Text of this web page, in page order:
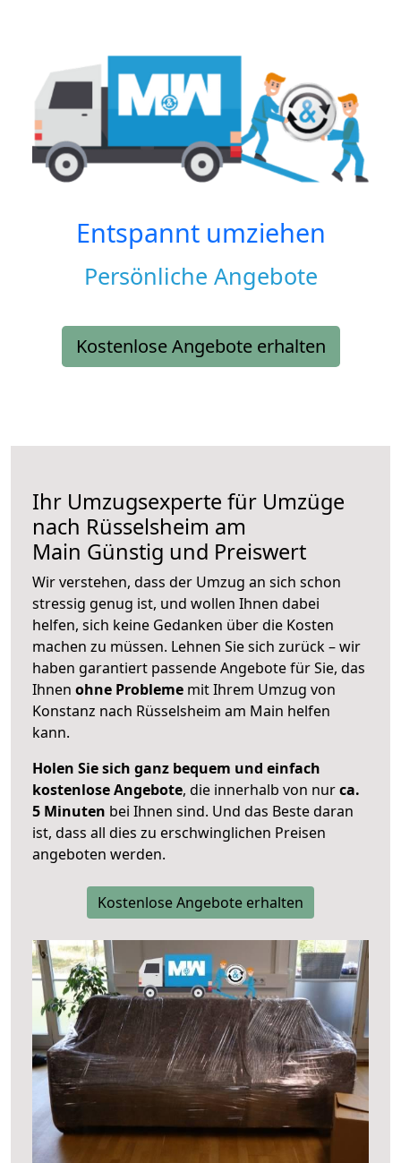
Entspannt umziehen
Persönliche Angebote
Kostenlose Angebote erhalten
Ihr Umzugsexperte für Umzüge
nach Rüsselsheim am
Main Günstig und Preiswert
Wir verstehen, dass der Umzug an sich schon
stressig genug ist, und wollen Ihnen dabei
helfen, sich keine Gedanken über die Kosten
machen zu müssen. Lehnen Sie sich zurück – wir
haben garantiert passende Angebote für Sie, das
Ihnen ohne Probleme mit Ihrem Umzug von
Konstanz nach Rüsselsheim am Main helfen
kann.
Holen Sie sich ganz bequem und einfach
kostenlose Angebote, die innerhalb von nurca.
5 Minuten bei Ihnen sind. Und das Beste daran
ist, dass all dies zu erschwinglichen Preisen
angeboten werden.
Kostenlose Angebote erhalten